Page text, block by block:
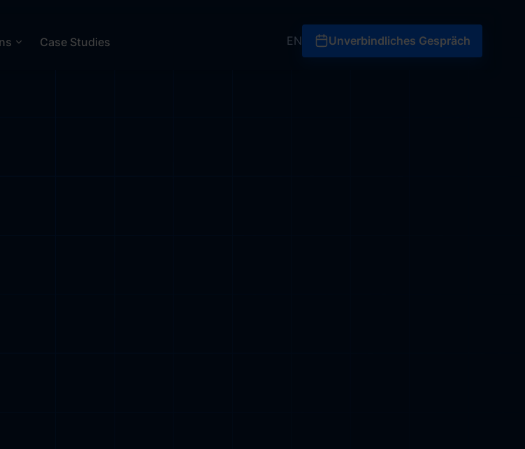
Case Studies EN Unverbindliches
Unverbindliches Gespräch